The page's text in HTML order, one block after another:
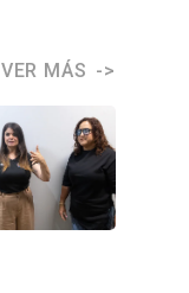
VER MÁS